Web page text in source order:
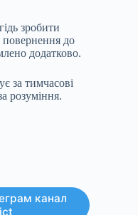
зробити
повернення до
додатково.
за тимчасові
розуміння.
канал